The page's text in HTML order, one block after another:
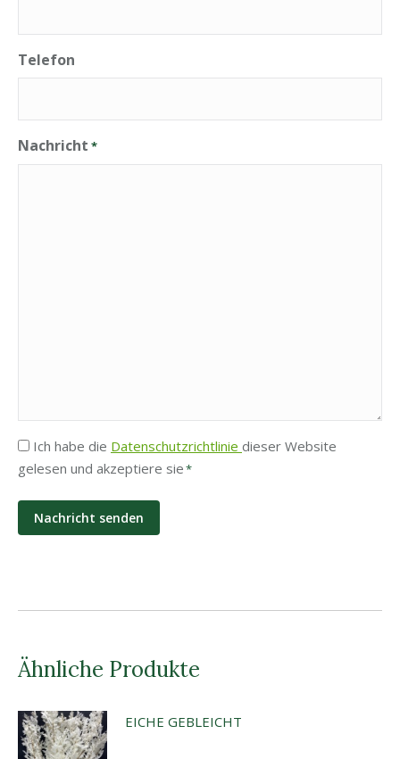
Telefon
Nachricht *
Privatsphäre
*
Ich habe die Datenschutzrichtlinie dieser Website
gelesen und akzeptiere sie*
Ähnliche Produkte
EICHE GEBLEICHT